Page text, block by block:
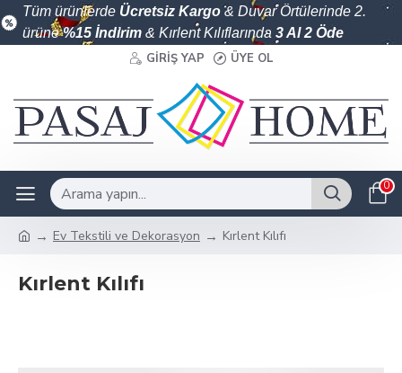
Tüm ürünlerde Ücretsiz Kargo& Duvar Örtülerinde 2.
ürüne%15 İndirim & Kırlent Kılıflarında 3 Al 2 Öde
GIRIŞ YAP ÜYE OL
0
Ev Tekstili ve Dekorasyon Kırlent Kılıfı
Kırlent Kılıfı